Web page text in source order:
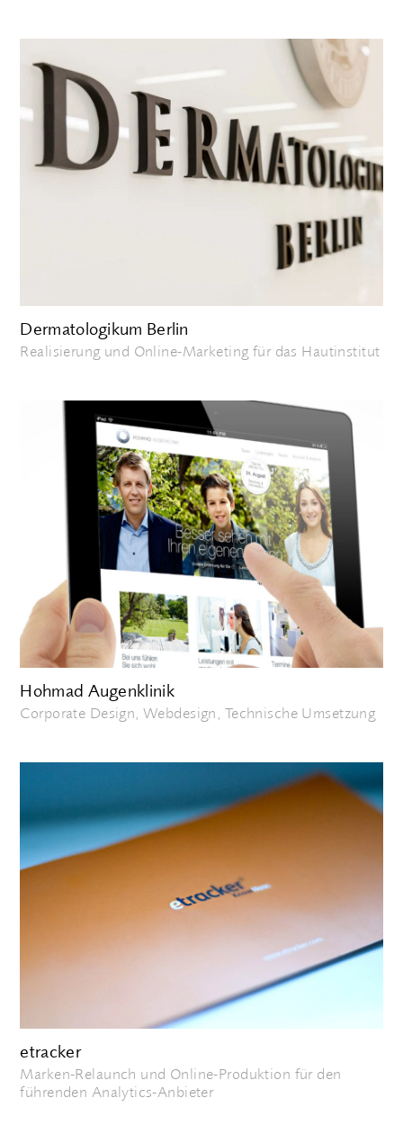
Dermatologikum Berlin
Realisierung und Online-Marketing für das Hautinstitut
Hohmad Augenklinik
Corporate Design, Webdesign, Technische Umsetzung
etracker
Marken-Relaunch und Online-Produktion für den
führenden Analytics-Anbieter